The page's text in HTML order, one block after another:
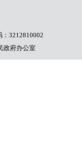
3212810002
政府办公室